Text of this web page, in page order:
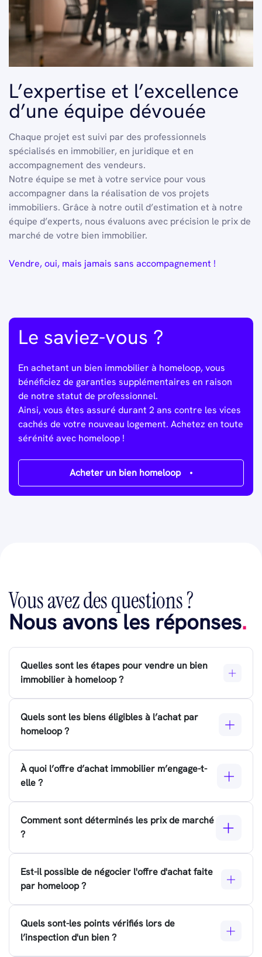
L’expertise et l’excellence
d’une équipe dévouée
Chaque projet est suivi par des professionnels
spécialisés en immobilier, en juridique et en
accompagnement des vendeurs.
Notre équipe se met à votre service pour vous
accompagner dans la réalisation de vos projets
immobiliers. Grâce à notre outil d’estimation et à notre
équipe d’experts, nous évaluons avec précision le prix de
marché de votre bien immobilier.
Vendre, oui, mais jamais sans accompagnement !
Le saviez-vous ?
En achetant un bien immobilier à homeloop, vous
bénéficiez de garanties supplémentaires en raison
de notre statut de professionnel.
Ainsi, vous êtes assuré durant 2 ans contre les vices
cachés de votre nouveau logement. Achetez en toute
sérénité avec homeloop !
Acheter un bien homeloop
Vous avez des questions ?
Nous avons les réponses.
Quelles sont les étapes pour vendre un bien
immobilier à homeloop ?
Quels sont les biens éligibles à l’achat par
homeloop ?
À quoi l’offre d’achat immobilier m’engage-t-
elle ?
Comment sont déterminés les prix de marché
?
Est-il possible de négocier l'offre d'achat faite
par homeloop ?
Quels sont-les points vérifiés lors de
l’inspection d'un bien ?